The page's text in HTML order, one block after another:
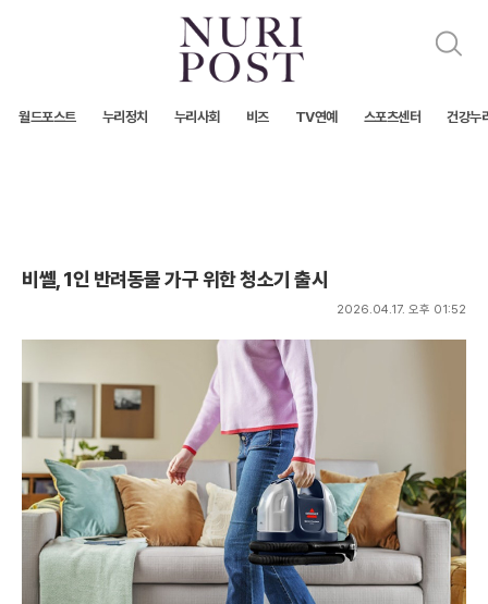
검
월드포스트 누리정치 누리사회 비즈 TV연예 스포츠센터 건강누
비쎌, 1인 반려동물 가구 위한 청소기 출시
2026.04.17. 오후 01:52